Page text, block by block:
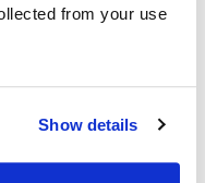
from your use
Show details